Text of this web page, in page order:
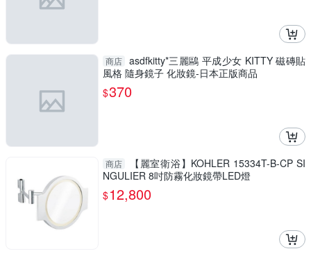
商店 asdfkitty*三麗鷗 平成少女 KITTY 磁磚貼
風格 隨身鏡子 化妝鏡-日本正版商品
$370
商店
【麗室衛浴】KOHLER 15334T-B-CP SI
NGULIER 8吋防霧化妝鏡帶LED燈
$12,800